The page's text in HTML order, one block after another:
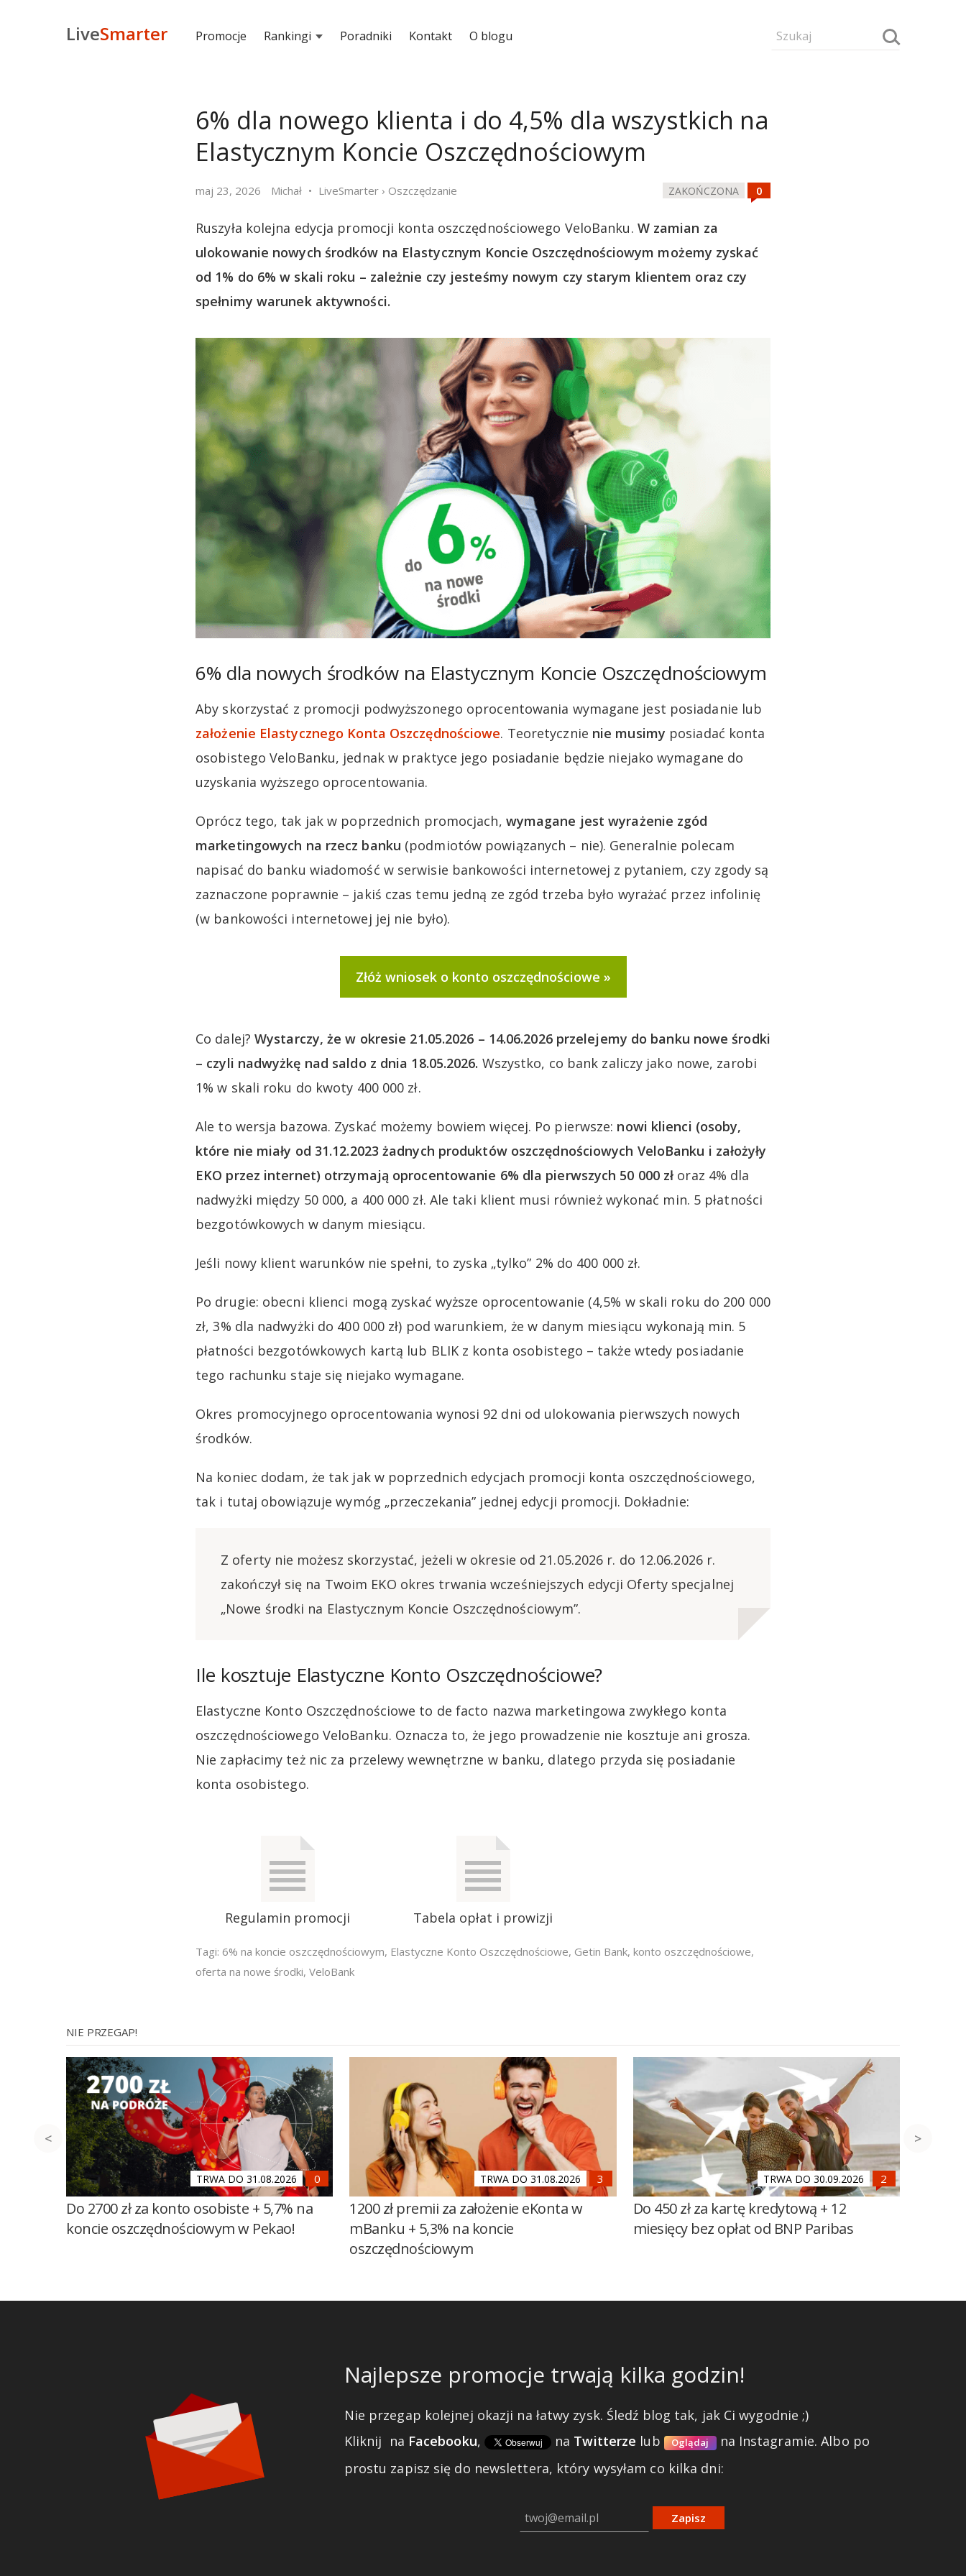
LiveSmarter Promocje Rankingi Poradniki Kontakt O blogu
6% dla nowego klienta i do 4,5% dla wszystkich na
Elastycznym Koncie Oszczędnościowym
maj 23, 2026 Michał LiveSmarter › Oszczędzanie ZAKOŃCZONA
Ruszyła kolejna edycja promocji konta oszczędnościowego VeloBanku. W zamian za
ulokowanie nowych środków na Elastycznym Koncie Oszczędnościowym możemy zyskać
od 1% do 6% w skali roku – zależnie czy jesteśmy nowym czy starym klientem oraz czy
spełnimy warunek aktywności.
6% dla nowych środków na Elastycznym Koncie Oszczędnościowym
Aby skorzystać z promocji podwyższonego oprocentowania wymagane jest posiadanie lub
założenie Elastycznego Konta Oszczędnościowe. Teoretycznie nie musimy posiadać konta
osobistego VeloBanku, jednak w praktyce jego posiadanie będzie niejako wymagane do
uzyskania wyższego oprocentowania.
Oprócz tego, tak jak w poprzednich promocjach, wymagane jest wyrażenie zgód
marketingowych na rzecz banku (podmiotów powiązanych – nie). Generalnie polecam
napisać do banku wiadomość w serwisie bankowości internetowej z pytaniem, czy zgody są
zaznaczone poprawnie – jakiś czas temu jedną ze zgód trzeba było wyrażać przez infolinię
(w bankowości internetowej jej nie było).
Złóż wniosek o konto oszczędnościowe
Co dalej? Wystarczy, że w okresie 21.05.2026 – 14.06.2026 przelejemy do banku nowe środki
– czyli nadwyżkę nad saldo z dnia 18.05.2026. Wszystko, co bank zaliczy jako nowe, zarobi
1% w skali roku do kwoty 400 000 zł.
Ale to wersja bazowa. Zyskać możemy bowiem więcej. Po pierwsze: nowi klienci (osoby,
które nie miały od 31.12.2023 żadnych produktów oszczędnościowych VeloBanku i założyły
EKO przez internet) otrzymają oprocentowanie 6% dla pierwszych 50 000 zł oraz 4% dla
nadwyżki między 50 000, a 400 000 zł. Ale taki klient musi również wykonać min. 5 płatności
bezgotówkowych w danym miesiącu.
Jeśli nowy klient warunków nie spełni, to zyska „tylko” 2% do 400 000 zł.
Po drugie: obecni klienci mogą zyskać wyższe oprocentowanie (4,5% w skali roku do 200 000
zł, 3% dla nadwyżki do 400 000 zł) pod warunkiem, że w danym miesiącu wykonają min. 5
płatności bezgotówkowych kartą lub BLIK z konta osobistego – także wtedy posiadanie
tego rachunku staje się niejako wymagane.
Okres promocyjnego oprocentowania wynosi 92 dni od ulokowania pierwszych nowych
środków.
Na koniec dodam, że tak jak w poprzednich edycjach promocji konta oszczędnościowego,
tak i tutaj obowiązuje wymóg „przeczekania” jednej edycji promocji. Dokładnie:
Z oferty nie możesz skorzystać, jeżeli w okresie od 21.05.2026 r. do 12.06.2026 r.
zakończył się na Twoim EKO okres trwania wcześniejszych edycji Oferty specjalnej
„Nowe środki na Elastycznym Koncie Oszczędnościowym”.
Ile kosztuje Elastyczne Konto Oszczędnościowe?
Elastyczne Konto Oszczędnościowe to de facto nazwa marketingowa zwykłego konta
oszczędnościowego VeloBanku. Oznacza to, że jego prowadzenie nie kosztuje ani grosza.
Nie zapłacimy też nic za przelewy wewnętrzne w banku, dlatego przyda się posiadanie
konta osobistego.
Regulamin promocji Tabela opłat i prowizji
Tagi: 6% na koncie oszczędnościowym, Elastyczne Konto Oszczędnościowe, Getin Bank, konto oszczędnościowe,
oferta na nowe środki, VeloBank
NIE PRZEGAP!
TRWA DO 31.08.2026
Do 2700 zł za konto osobiste + 5,7% na
koncie oszczędnościowym w Pekao!
TRWA DO 31.08.2026
1200 zł premii za założenie eKonta w
mBanku + 5,3% na koncie
oszczędnościowym
TRWA DO 30.09.2026
Do 450 zł za kartę kredytową + 12
miesięcy bez opłat od BNP Paribas
Najlepsze promocje trwają kilka godzin!
Nie przegap kolejnej okazji na łatwy zysk. Śledź blog tak, jak Ci wygodnie ;)
Kliknij na Facebooku, na Twitterze lub Oglądaj na Instagramie.Albo po
prostu zapisz się do newslettera, który wysyłam co kilka dni:
Zapisz